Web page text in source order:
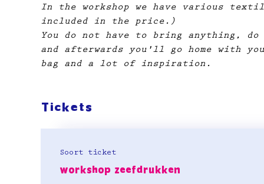
In the workshop we have various
included in the price.)
You do not have to bring anything,
and afterwards you'll go home with
bag and a lot of inspiration.
Tickets
Soort ticket
workshop zeefdrukken